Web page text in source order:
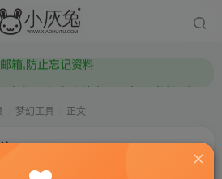
本站已开启QQ微信快速登录 ,拥有本站会员用户及时请问个人中心绑定！
梦幻工具 正文